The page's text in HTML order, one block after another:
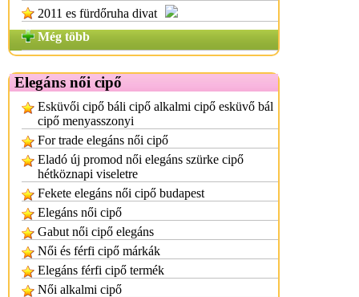
2011 es fürdőruha divat
Még több
Elegáns női cipő
Esküvői cipő báli cipő alkalmi cipő esküvő bál
cipő menyasszonyi
For trade elegáns női cipő
Eladó új promod női elegáns szürke cipő
hétköznapi viseletre
Fekete elegáns női cipő budapest
Elegáns női cipő
Gabut női cipő elegáns
Női és férfi cipő márkák
Elegáns férfi cipő termék
Női alkalmi cipő